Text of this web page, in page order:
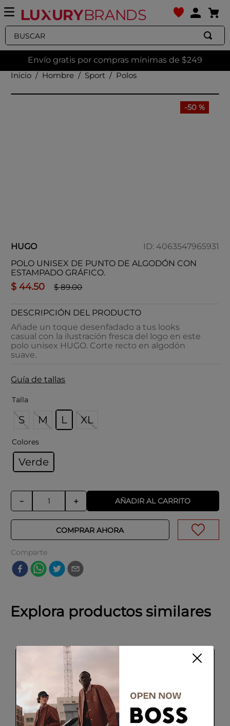
Buscar
Envío gratis por compras mínimas de $249
Hombre
Sport Polos
-50 %
HUGO ID: 4063547965931
POLO UNISEX DE PUNTO DE ALGODÓN CON
ESTAMPADO GRÁFICO.
$ 44.50 $ 89.00
DESCRIPCIÓN DEL PRODUCTO
Añade un toque desenfadado a tus looks
casual con la ilustración fresca del logo en este
polo unisex HUGO. Corte recto en algodón
suave.
Guía de tallas
Talla
S M L XL
Colores
Verde
＋
－ AÑADIR AL CARRITO
COMPRAR AHORA
Comparte
Explora productos similares